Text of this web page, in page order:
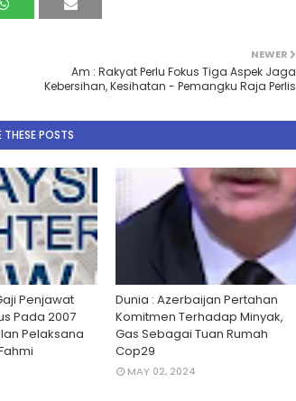
NEWER
Am : Rakyat Perlu Fokus Tiga Aspek Jaga
Kebersihan, Kesihatan - Pemangku Raja Perlis
THESE POSTS
Penjawat
Pada 2007
Pelaksana
Dunia : Azerbaijan Pertahan
Komitmen Terhadap Minyak,
Gas Sebagai Tuan Rumah
Cop29
MAY 02, 2024